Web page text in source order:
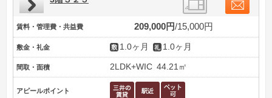
賃料・管理費・共益費 209,000円 15,000円
敷金・礼金 1.0ヶ月 1.0ヶ月
間取・面積 2LDK+WIC 44.21㎡
アピールポイント